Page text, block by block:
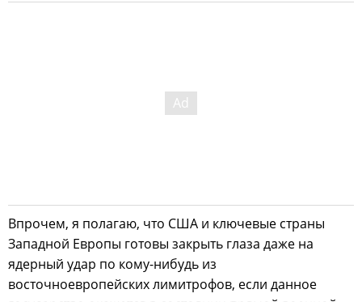
Впрочем, я полагаю, что США и ключевые страны
Западной Европы готовы закрыть глаза даже на
ядерный удар по кому-нибудь из
восточноевропейских лимитрофов, если данное